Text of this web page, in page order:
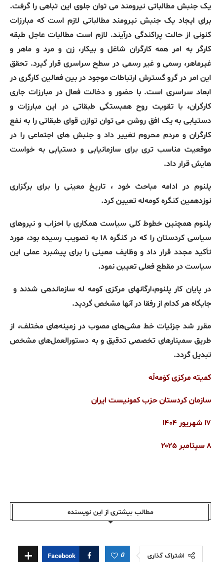
یک جنبش مطالباتی نیرومند می توان جلوی این تباهی را گرفت.
برای ایجاد یک جنبش نیرومند مطالباتی لازم است که مبارزات
کنونی از حالت پراکندگی درآیند. لازم است مطالبات عاجل طبقه
کارگر به امر همه کارگران شاغل و بیکار، زن و مرد و ماهر و
غیرماهر، رسمی و غیر رسمی در سطح سراسری قرار گیرد. تحقق
این امر در گرو گسترش ارتباطات موجود در بین فعالین کارگری در
ابعاد سراسری است. با حضور و دخالت فعال در مبارزات جاری
کارگران، با تقویت روح همبستگی طبقاتی در این مبارزات و
دستیابی به یک افق روشن می توان توازن قوای طبقاتی را به نفع
کارگران و مردم محروم تغییر داد و جنبش های اجتماعی را در
موقعیت مناسب تری برای سازمانیابی و دستیابی به خواست
هایش قرار داد.
پلنوم در ادامه مباحث خود ، تاریخ معینی را برای برگزاری
نوزدهمین کنگره کومه‌له تعیین کرد.
پلنوم همچنین خطوط کلی سیاست همکاری با احزاب و نیروهای
سیاسی کردستان را که در کنگره ۱۸ به تصویب رسیده بود، مورد
تأکید مجدد قرار داد و وظایف معینی را برای پیشبرد عملی این
سیاست در مقطع فعلی تعیین نمود.
در پایان کار پلنوم،ارگانهای مرکزی کومه له سازماندهی شدند و
جایگاه هر کدام از رفقا در آنها مشخص گردید.
مقرر شد جزئیات خط مشی‌های مصوب در زمینه‌های مختلف، از
طریق سمینارهای تخصصی تدقیق و به دستورالعمل‌های مشخص
تبدیل گردد.
کمیته مرکزی کۆمەڵە
سازمان کردستان حزب کمونیست ایران
۱۷ شهریور ۱۴۰۴
۸ سپتامبر ۲۰۲۵
مطالب بیشتری از این نویسندە
اشتراک گذاری 0
Facebook